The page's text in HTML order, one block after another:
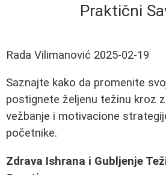
Praktični
Rada Vilimanović 2025-02-19
Saznajte kako da promenite
postignete željenu težinu kroz
vežbanje i motivacione
početnike.
Zdrava Ishrana i Gubljenje